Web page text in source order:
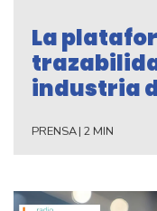
La
industria
PRENSA| 2 MIN